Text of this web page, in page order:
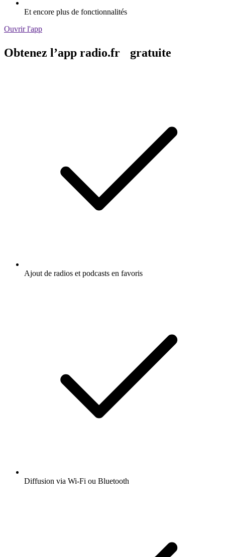
Et encore plus de fonctionnalités
Ouvrir l'app
Obtenez l’app radio.fr gratuite
Ajout de radios et podcasts en favoris
Diffusion via Wi-Fi ou Bluetooth